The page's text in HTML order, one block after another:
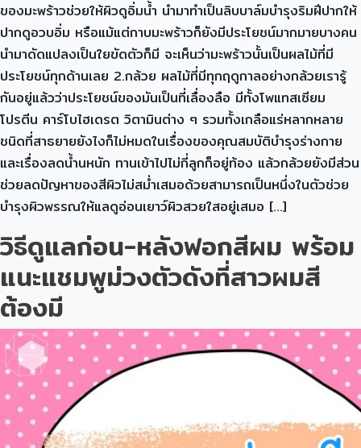
ของมะพร้าวช่วยให้ผิวดูอิ่มน้ำ นำมาทำเป็นลิบบาล์มบำรุงริมฝีปากให้
ปากดูอวบอิ่ม หรือแม้แต่กาบมะพร้าวก็ยังมีประโยชน์มากมายบางคน
นำมาดัดแปลงเป็นใยขัดตัวก็มี จะเห็นว่ามะพร้าวนั้นเป็นผลไม้ที่มี
ประโยชน์ทุกด้านเลย 2.กล้วย ผลไม้ที่มีทุกฤดูกาลอย่างกล้วยเรารู้
กันอยู่แล้วว่าประโยชน์ของมันเป็นที่เลื่องลือ มีทั้งโพแทสเซียม
โปรตีน คาร์โบไฮเดรต วิตามินต่าง ๆ รวมทั้งเกลือแร่หลากหลาย
ชนิดที่สาธยายยังไงก็ไม่หมดในเรื่องของคุณสมบัติบำรุงร่างกาย
และเรื่องลดน้ำนหนัก ทานเข้าไปไม่กี่ลูกก็อยู่ท้อง แล้วกล้วยยังมีส่วน
ช่วยลดปัญหาของสีผิวไม่สม่ำเสมอด้วยสามารถเป็นหนึ่งในตัวช่วย
บำรุงผิวพรรณให้แลดูอ่อนเยาว์ผิวสวยใสอยู่เสมอ […]
วิธีดูแลก่อน-หลังฟอกสีผม พร้อม
แนะแชมพูม่วงตัวดังที่สาวผมสี
ต้องมี